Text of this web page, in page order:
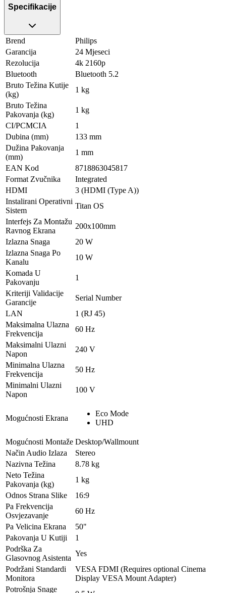
Specifikacije
Brend
Philips
Garancija
24 Mjeseci
Rezolucija
4k 2160p
Bluetooth
Bluetooth 5.2
Bruto Težina Kutije
(kg)
1 kg
Bruto Težina
Pakovanja (kg)
1 kg
CI/PCMCIA
1
Dubina (mm)
133 mm
Dužina Pakovanja
(mm)
1 mm
EAN Kod
8718863045817
Format Zvučnika
Integrated
HDMI
3 (HDMI (Type A))
Instalirani Operativni
Sistem
Titan OS
Interfejs Za Montažu
Ravnog Ekrana
200x100mm
Izlazna Snaga
20 W
Izlazna Snaga Po
Kanalu
10 W
Komada U
Pakovanju
1
Kriteriji Validacije
Garancije
Serial Number
LAN
1 (RJ 45)
Maksimalna Ulazna
Frekvencija
60 Hz
Maksimalni Ulazni
Napon
240 V
Minimalna Ulazna
Frekvencija
50 Hz
Minimalni Ulazni
Napon
100 V
Mogućnosti Ekrana
Eco Mode
UHD
Mogućnosti Montaže Desktop/Wallmount
Način Audio Izlaza
Stereo
Nazivna Težina
8.78 kg
Neto Težina
Pakovanja (kg)
1 kg
Odnos Strana Slike
16:9
Pa Frekvencija
Osvjezavanje
60 Hz
Pa Velicina Ekrana
50"
Pakovanja U Kutiji
1
Podrška Za
Glasovnog Asistenta
Yes
Podržani Standardi
Monitora
VESA FDMI (Requires optional Cinema
Display VESA Mount Adapter)
Potrošnja Snage